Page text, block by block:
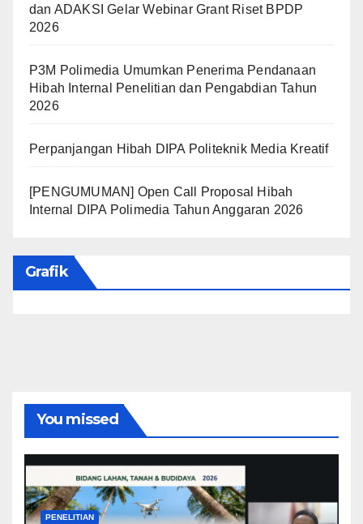
dan ADAKSI Gelar Webinar Grant Riset BPDP
2026
P3M Polimedia Umumkan Penerima Pendanaan
Hibah Internal Penelitian dan Pengabdian Tahun
2026
Perpanjangan Hibah DIPA Politeknik Media Kreatif
[PENGUMUMAN] Open Call Proposal Hibah
Internal DIPA Polimedia Tahun Anggaran 2026
Grafik
You missed
PENELITIAN